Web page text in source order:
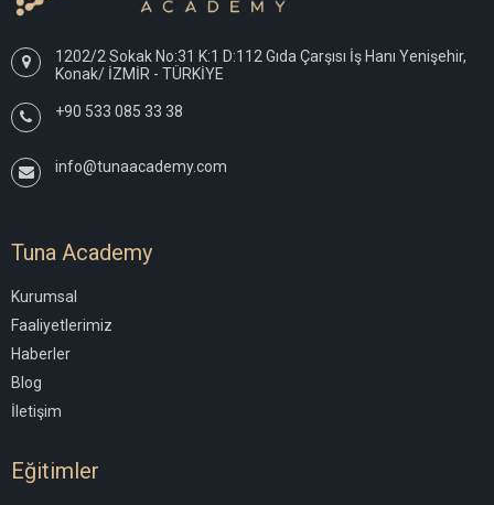
1202/2 Sokak No:31 K:1 D:112 Gıda Çarşısı İş Hanı Yenişehir,
Konak/ İZMİR - TÜRKİYE
+90 533 085 33 38
info@tunaacademy.com
Tuna Academy
Kurumsal
Faaliyetlerimiz
Haberler
Blog
İletişim
Eğitimler